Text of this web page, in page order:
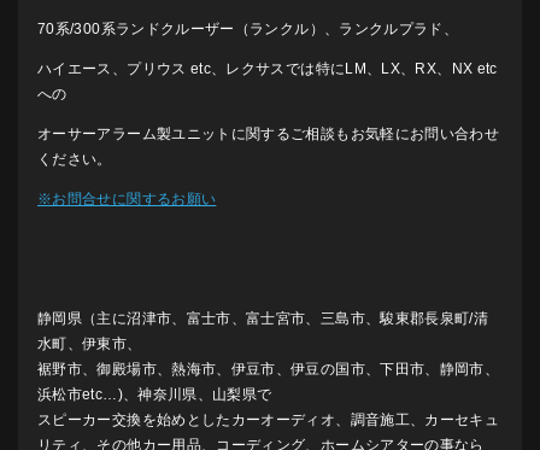
70系/300系ランドクルーザー（ランクル）、ランクルプラド、
ハイエース、プリウス etc、レクサスでは特にLM、LX、RX、NX etc
への
オーサーアラーム製ユニットに関するご相談もお気軽にお問い合わせ
ください。
※お問合せに関するお願い
静岡県（主に沼津市、富士市、富士宮市、三島市、駿東郡長泉町/清
水町、伊東市、
裾野市、御殿場市、熱海市、伊豆市、伊豆の国市、下田市、静岡市、
浜松市etc…)、神奈川県、山梨県で
スピーカー交換を始めとしたカーオーディオ、調音施工、カーセキュ
リティ、その他カー用品、コーディング、ホームシアターの事なら